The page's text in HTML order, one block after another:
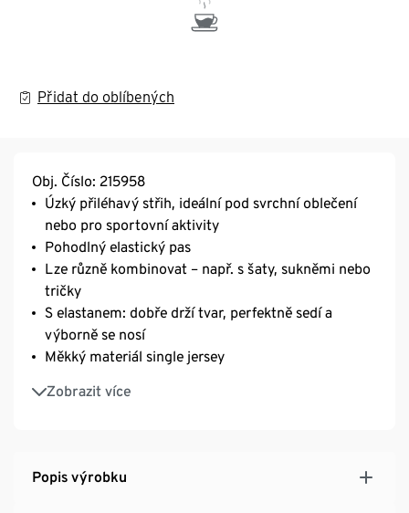
Přidat do oblíbených
Obj. Číslo: 215958
Úzký přiléhavý střih, ideální pod svrchní oblečení
nebo pro sportovní aktivity
Pohodlný elastický pas
Lze různě kombinovat – např. s šaty, sukněmi nebo
tričky
S elastanem: dobře drží tvar, perfektně sedí a
výborně se nosí
Měkký materiál single jersey
Zobrazit více
Dětské kalhoty bez nepříjemných bočních švů
Popis výrobku